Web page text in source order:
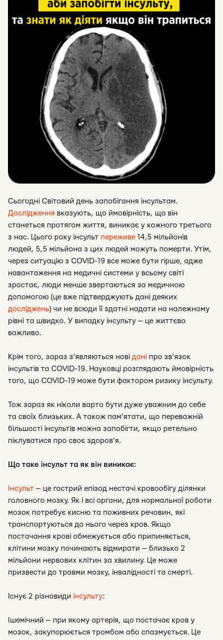
Сьогодні Світовий день запобігання інсультам.
Дослідження вказують, що ймовірність, що він
станеться протягом життя, виникає у кожного третього
з нас. Цього року інсульт переживе 14,5 мільйонів
людей, 5,5 мільйона з цих людей можуть померти. Утім,
через ситуацію з COVID-19 все може бути гірше, адже
навантаження на медичні системи у всьому світі
зростає, люди менше звертаються за медичною
допомогою (це вже підтверджують дані деяких
досліджень) чи не всюди її здатні надати на належному
рівні та швидко. У випадку інсульту — це життєво
важливо.
Крім того, зараз з’являються нові дані про зв’язок
інсультів та COVID-19. Науковці розглядають ймовірність
того, що COVID-19 може бути фактором ризику інсульту.
Тож зараз як ніколи варто бути дуже уважним до себе
та своїх близьких. А також пам’ятати, що переважній
більшості інсультів можна запобігти, якщо ретельно
піклуватися про своє здоров’я.
Що таке інсульт та як він виникає:
Інсульт — це гострий епізод нестачі кровообігу ділянки
головного мозку. Як і всі органи, для нормальної роботи
мозок потребує кисню та поживних речовин, які
транспортуються до нього через кров. Якщо
постачання крові обмежується або припиняється,
клітини мозку починають відмирати — близько 2
мільйони нервових клітин за хвилину. Це може
призвести до травми мозку, інвалідності та смерті.
Існує 2 різновиди інсульту:
Ішемічний — при якому артерія, що постачає кров у
мозок, закупорюється тромбом або спазмується. Це